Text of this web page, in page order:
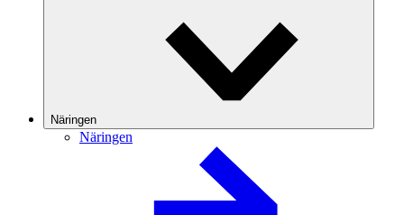
Näringen
Näringen